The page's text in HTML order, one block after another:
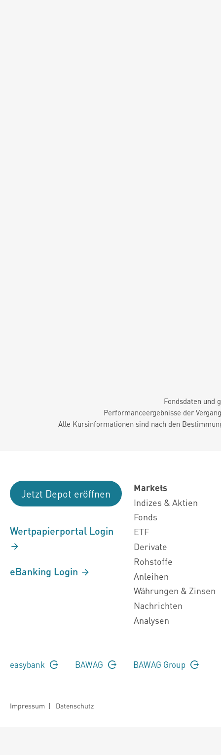
Fondsdaten und
Performanceergebnisse der
Alle Kursinformationen sind nach den
Jetzt Depot eröffnen
Wertpapierportal Login
eBanking Login
Markets
Indizes & Aktien
Fonds
ETF
Derivate
Rohstoffe
Anleihen
Währungen & Zinsen
Nachrichten
Analysen
easybank BAWAG BAWAG Group
Impressum | Datenschutz